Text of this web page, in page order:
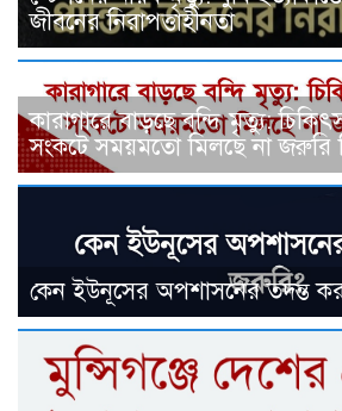
জীবনের নিরাপত্তাহীনতা
কারাগারে বাড়ছে বন্দি মৃত্যু:
সংকটে সময়মতো মিলছে না জরুরি
কেন ইউনূসের অপশাসনের তদন্ত